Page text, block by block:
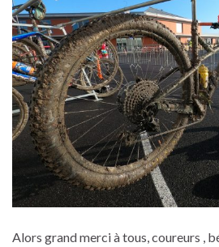
Alors grand merci à tous, coureurs ,